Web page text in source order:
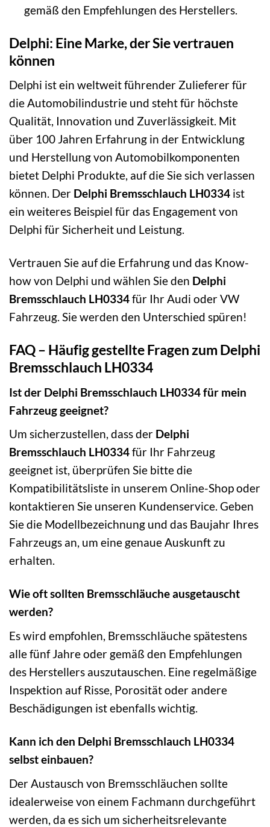
gemäß den Empfehlungen des Herstellers.
Delphi: Eine Marke, der Sie vertrauen
können
Delphi ist ein weltweit führender Zulieferer für
die Automobilindustrie und steht für höchste
Qualität, Innovation und Zuverlässigkeit. Mit
über 100 Jahren Erfahrung in der Entwicklung
und Herstellung von Automobilkomponenten
bietet Delphi Produkte, auf die Sie sich verlassen
können. Der Delphi Bremsschlauch LH0334 ist
ein weiteres Beispiel für das Engagement von
Delphi für Sicherheit und Leistung.
Vertrauen Sie auf die Erfahrung und das Know-
how von Delphi und wählen Sie den Delphi
Bremsschlauch LH0334für Ihr Audi oder VW
Fahrzeug. Sie werden den Unterschied spüren!
FAQ – Häufig gestellte Fragen zum Delphi
Bremsschlauch LH0334
Ist der Delphi Bremsschlauch LH0334 für mein
Fahrzeug geeignet?
Um sicherzustellen, dass der Delphi
Bremsschlauch LH0334für Ihr Fahrzeug
geeignet ist, überprüfen Sie bitte die
Kompatibilitätsliste in unserem Online-Shop oder
kontaktieren Sie unseren Kundenservice. Geben
Sie die Modellbezeichnung und das Baujahr Ihres
Fahrzeugs an, um eine genaue Auskunft zu
erhalten.
Wie oft sollten Bremsschläuche ausgetauscht
werden?
Es wird empfohlen, Bremsschläuche spätestens
alle fünf Jahre oder gemäß den Empfehlungen
des Herstellers auszutauschen. Eine regelmäßige
Inspektion auf Risse, Porosität oder andere
Beschädigungen ist ebenfalls wichtig.
Kann ich den Delphi Bremsschlauch LH0334
selbst einbauen?
Der Austausch von Bremsschläuchen sollte
idealerweise von einem Fachmann durchgeführt
werden, da es sich um sicherheitsrelevante